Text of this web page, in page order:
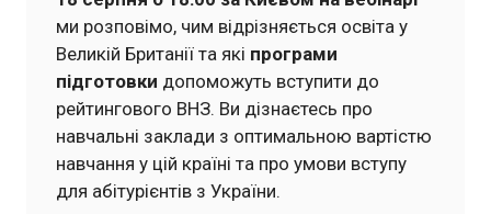
ми розповімо, чим відрізняється освіта у
Великій Британії та які програми
підготовки допоможуть вступити до
рейтингового ВНЗ. Ви дізнаєтесь про
навчальні заклади з оптимальною вартістю
навчання у цій країні та про умови вступу
для абітурієнтів з України.